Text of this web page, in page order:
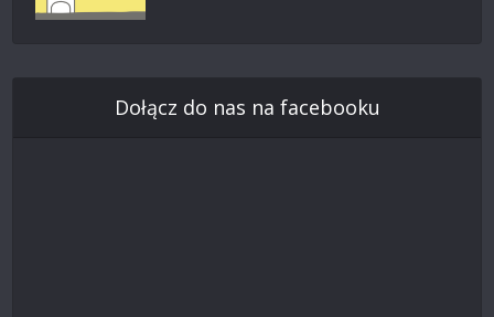
Dołącz do nas na facebooku